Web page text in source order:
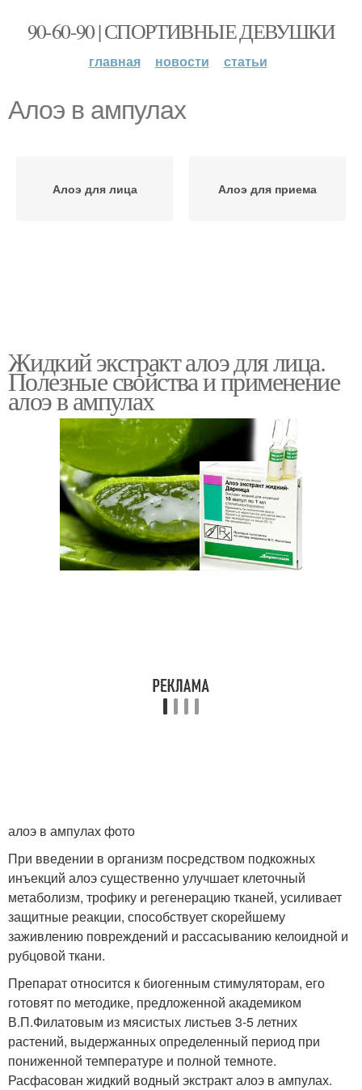
90-60-90 | СПОРТИВНЫЕ ДЕВУШКИ
главная новости статьи
Алоэ в ампулах
Алоэ для лица Алоэ для приема
Жидкий экстракт алоэ для лица.
Полезные свойства и применение
алоэ в ампулах
алоэ в ампулах фото
При введении в организм посредством подкожных
инъекций алоэ существенно улучшает клеточный
метаболизм, трофику и регенерацию тканей, усиливает
защитные реакции, способствует скорейшему
заживлению повреждений и рассасыванию келоидной и
рубцовой ткани.
Препарат относится к биогенным стимуляторам, его
готовят по методике, предложенной академиком
В.П.Филатовым из мясистых листьев 3-5 летних
растений, выдержанных определенный период при
пониженной температуре и полной темноте.
Расфасован жидкий водный экстракт алоэ в ампулах.